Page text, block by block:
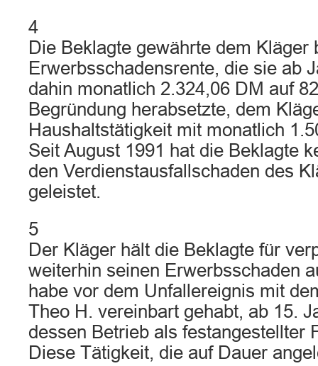
4
Die Beklagte gewährte dem Kläger
Erwerbsschadensrente, die sie ab
dahin monatlich 2.324,06 DM auf
Begründung herabsetzte, dem
Haushaltstätigkeit mit monatlich
Seit August 1991 hat die Beklagte
den Verdienstausfallschaden des
geleistet.
5
Der Kläger hält die Beklagte für
weiterhin seinen Erwerbsschaden
habe vor dem Unfallereignis mit
Theo H. vereinbart gehabt, ab 15.
dessen Betrieb als festangestellter
Diese Tätigkeit, die auf Dauer